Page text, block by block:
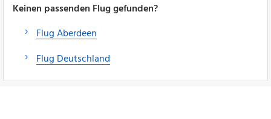
Keinen passenden Flug gefunden?
Flug Aberdeen
Flug Deutschland